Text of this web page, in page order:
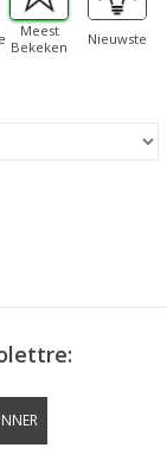
Meest
Bekeken
Nieuwste